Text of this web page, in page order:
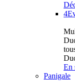
En
Panigale